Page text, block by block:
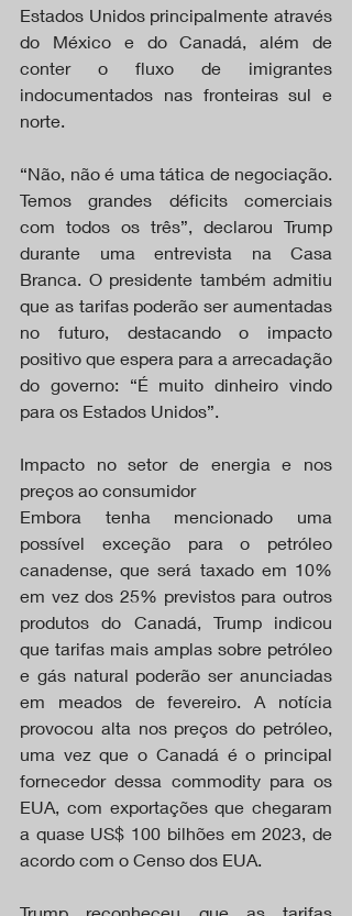
Estados Unidos principalmente através
do México e do Canadá, além de
conter o fluxo de imigrantes
indocumentados nas fronteiras sul e
norte.
“Não, não é uma tática de negociação.
Temos grandes déficits comerciais
com todos os três”, declarou Trump
durante uma entrevista na Casa
Branca. O presidente também admitiu
que as tarifas poderão ser aumentadas
no futuro, destacando o impacto
positivo que espera para a arrecadação
do governo: “É muito dinheiro vindo
para os Estados Unidos”.
Impacto no setor de energia e nos
preços ao consumidor
Embora tenha mencionado uma
possível exceção para o petróleo
canadense, que será taxado em 10%
em vez dos 25% previstos para outros
produtos do Canadá, Trump indicou
que tarifas mais amplas sobre petróleo
e gás natural poderão ser anunciadas
em meados de fevereiro. A notícia
provocou alta nos preços do petróleo,
uma vez que o Canadá é o principal
fornecedor dessa commodity para os
EUA, com exportações que chegaram
a quase US$ 100 bilhões em 2023, de
acordo com o Censo dos EUA.
Trump reconheceu que as tarifas